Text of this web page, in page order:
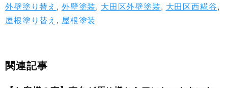
外壁塗り替え , 外壁塗装, 大田区外壁塗装, 大田区西糀谷,
屋根塗り替え , 屋根塗装
関連記事